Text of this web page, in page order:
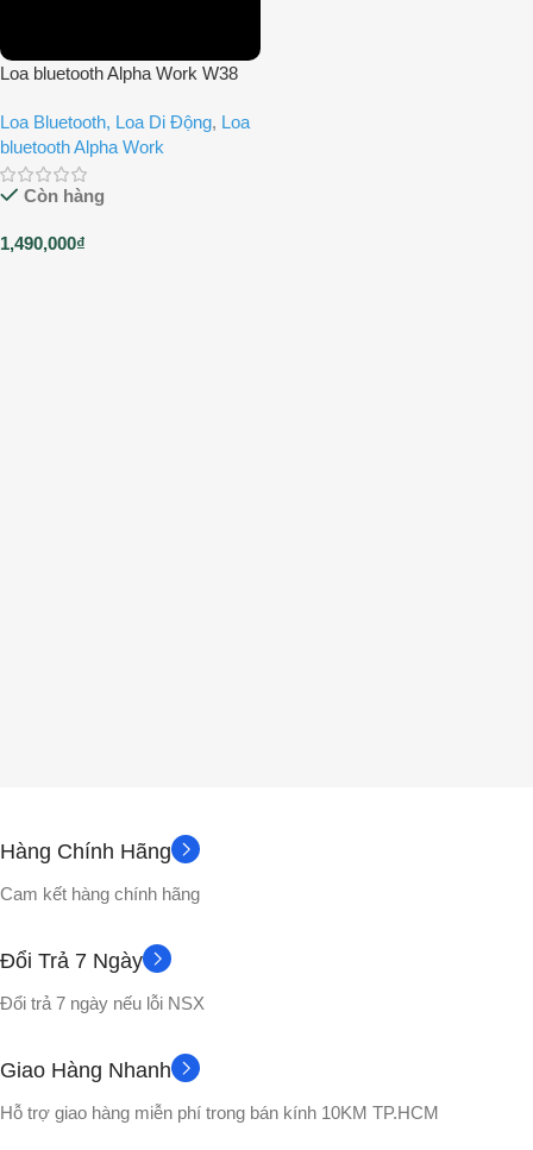
Loa bluetooth Alpha Work W38
Loa Bluetooth, Loa Di Động, Loa
bluetooth Alpha Work
Còn hàng
1,490,000₫
Hàng Chính Hãng
Cam kết hàng chính hãng
Đổi Trả 7 Ngày
Đổi trả 7 ngày nếu lỗi NSX
Giao Hàng Nhanh
Hỗ trợ giao hàng miễn phí trong bán kính 10KM TP.HCM